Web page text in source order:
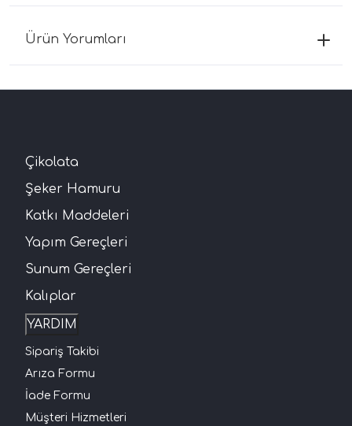
Ürün Yorumları
Çikolata
Şeker Hamuru
Katkı Maddeleri
Yapım Gereçleri
Sunum Gereçleri
Kalıplar
YARDIM
Sipariş Takibi
Arıza Formu
İade Formu
Müşteri Hizmetleri